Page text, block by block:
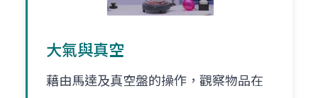
大氣與真空
藉由馬達及真空盤的操作，觀察物品在